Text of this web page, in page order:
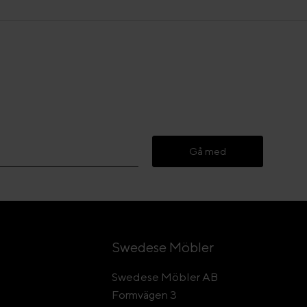
Gå med
Swedese Möbler
Swedese Möbler AB
Formvägen 3